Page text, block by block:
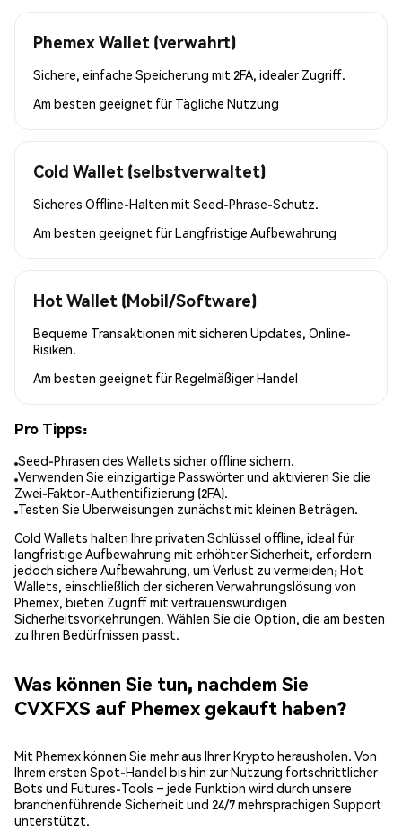
Phemex Wallet (verwahrt)
Sichere, einfache Speicherung mit 2FA, idealer Zugriff.
Am besten geeignet für Tägliche Nutzung
Cold Wallet (selbstverwaltet)
Sicheres Offline-Halten mit Seed-Phrase-Schutz.
Am besten geeignet fürLangfristige Aufbewahrung
Hot Wallet (Mobil/Software)
Bequeme Transaktionen mit sicheren Updates, Online-
Risiken.
Am besten geeignet fürRegelmäßiger Handel
Pro Tipps:
Seed-Phrasen des Wallets sicher offline sichern.
Verwenden Sie einzigartige Passwörter und aktivieren Sie die
Zwei-Faktor-Authentifizierung (2FA).
Testen Sie Überweisungen zunächst mit kleinen Beträgen.
Cold Wallets halten Ihre privaten Schlüssel offline, ideal für
langfristige Aufbewahrung mit erhöhter Sicherheit, erfordern
jedoch sichere Aufbewahrung, um Verlust zu vermeiden; Hot
Wallets, einschließlich der sicheren Verwahrungslösung von
Phemex, bieten Zugriff mit vertrauenswürdigen
Sicherheitsvorkehrungen. Wählen Sie die Option, die am besten
zu Ihren Bedürfnissen passt.
Was können Sie tun, nachdem Sie
CVXFXS auf Phemex gekauft haben?
Mit Phemex können Sie mehr aus Ihrer Krypto herausholen. Von
Ihrem ersten Spot-Handel bis hin zur Nutzung fortschrittlicher
Bots und Futures-Tools – jede Funktion wird durch unsere
branchenführende Sicherheit und 24/7 mehrsprachigen Support
unterstützt.